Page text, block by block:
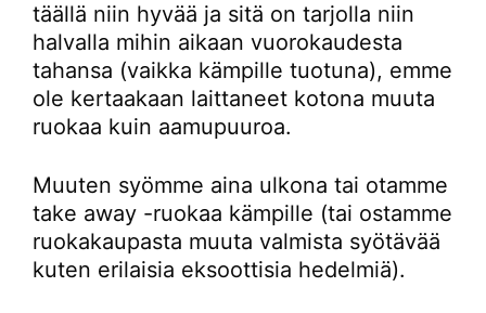
täällä niin hyvää ja sitä on tarjolla niin
halvalla mihin aikaan vuorokaudesta
tahansa (vaikka kämpille tuotuna), emme
ole kertaakaan laittaneet kotona muuta
ruokaa kuin aamupuuroa.
Muuten syömme aina ulkona tai otamme
take away -ruokaa kämpille (tai ostamme
ruokakaupasta muuta valmista syötävää
kuten erilaisia eksoottisia hedelmiä).